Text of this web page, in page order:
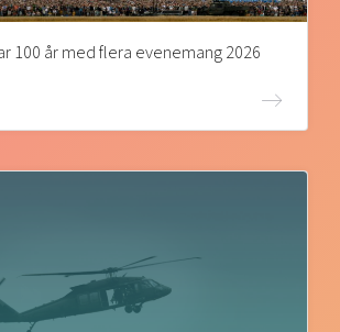
100 år med flera evenemang 2026